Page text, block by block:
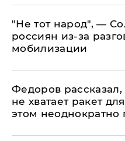
​"Не тот народ", —
россиян из-за
мобилизации
Федоров
не хватает ракет
этом неоднократно